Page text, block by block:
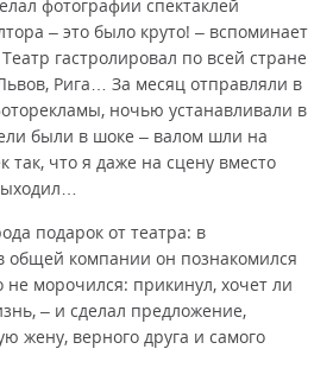
фотографии спектаклей
– это было круто! – вспоминает
гастролировал по всей стране
Рига… За месяц отправляли в
ночью устанавливали в
были в шоке – валом шли на
так, что я даже на сцену вместо
подарок от театра: в
общей компании он познакомился
не морочился: прикинул, хочет ли
– и сделал предложение,
жену, верного друга и самого